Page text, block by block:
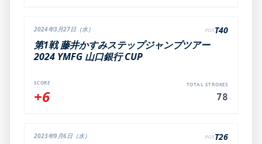
2024年3月27日（水） POST40
第1戦 藤井かすみステップジャンプツアー
2024 YMFG 山口銀行 CUP
SCORE
+6
TOTAL STROKES
78
2023年9月6日（水） POST26